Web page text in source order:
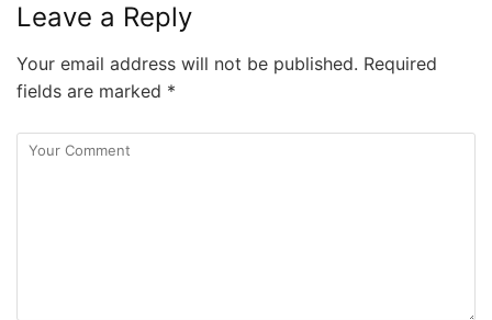
Leave a Reply
Your email address will not be published. Required
fields are marked *